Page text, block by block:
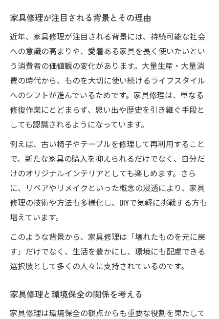
家具修理が注目される背景とその理由
近年、家具修理が注目される背景には、持続可能な社会
への意識の高まりや、愛着ある家具を長く使いたいとい
う消費者の価値観の変化があります。大量生産・大量消
費の時代から、ものを大切に使い続けるライフスタイル
へのシフトが進んでいるためです。家具修理は、単なる
修復作業にとどまらず、思い出や歴史を引き継ぐ手段と
しても認識されるようになっています。
例えば、古い椅子やテーブルを修理して再利用すること
で、新たな家具の購入を抑えられるだけでなく、自分だ
けのオリジナルインテリアとしても楽しめます。さら
に、リペアやリメイクといった概念の浸透により、家具
修理の技術や方法も多様化し、DIYで気軽に挑戦する方も
増えています。
このような背景から、家具修理は「壊れたものを元に戻
す」だけでなく、生活を豊かにし、環境にも配慮できる
選択肢として多くの人々に支持されているのです。
家具修理と環境保全の関係を考える
家具修理は環境保全の観点からも重要な役割を果たして